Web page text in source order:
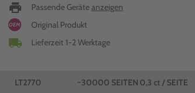
print Passende Geräteanzeigen
OEM Original Produkt
local_shipping Lieferzeit 1-2 Werktage
LT2770 ~30000 SEITEN 0,3 ct / SEITE